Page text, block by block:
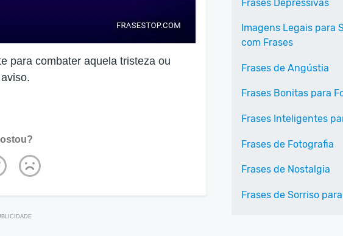
para combater aquela tristeza ou
Frases Depressivas
Imagens Legais para
com Frases
Frases de Angústia
Frases Bonitas para
Frases Inteligentes
Frases de Fotografia
Frases de Nostalgia
Frases de Sorriso